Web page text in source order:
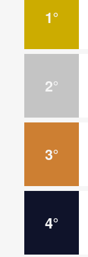
1°
2°
3°
4°